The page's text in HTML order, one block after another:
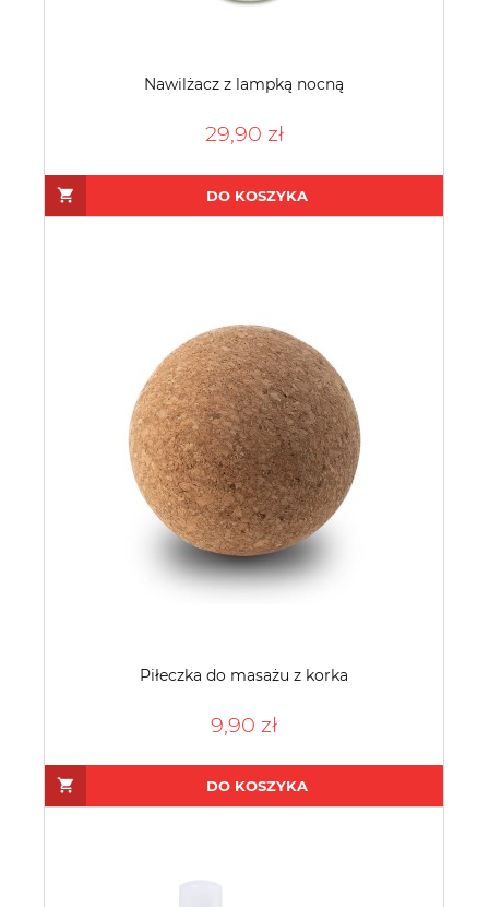
Nawilżacz z lampką nocną
29,90 zł
DO KOSZYKA
Piłeczka do masażu z korka
9,90 zł
DO KOSZYKA